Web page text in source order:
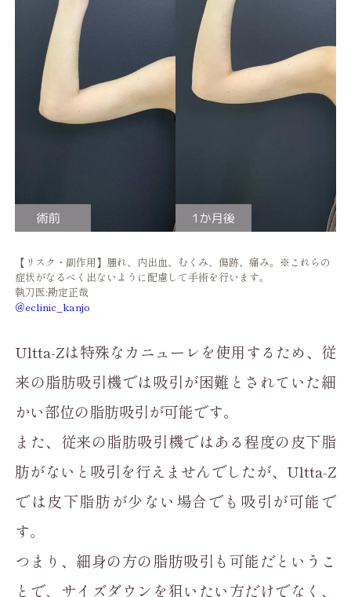
【リスク・副作用】腫れ、内出血、むくみ、傷跡、痛み。※これらの
症状がなるべく出ないように配慮して手術を行います。
執刀医:勘定正哉
＠eclinic_kanjo
Ultta-Zは特殊なカニューレを使用するため、従
来の脂肪吸引機では吸引が困難とされていた細
かい部位の脂肪吸引が可能です。
また、従来の脂肪吸引機ではある程度の皮下脂
肪がないと吸引を行えませんでしたが、Ultta-Z
では皮下脂肪が少ない場合でも吸引が可能で
す。
つまり、細身の方の脂肪吸引も可能だというこ
とで、サイズダウンを狙いたい方だけでなく、